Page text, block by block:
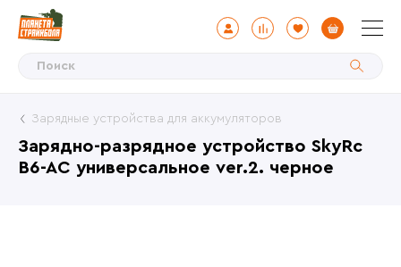
Зарядно-разрядное устройство SkyRc
B6-AC универсальное ver.2. черное
Зарядные устройства для аккумуляторов